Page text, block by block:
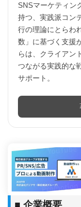
SNSマーケティン
持つ、実践派コン
行の理論にとらわ
数」に基づく支援
らは、クライアン
つながる実践的な
サポート。
■ 企業概要